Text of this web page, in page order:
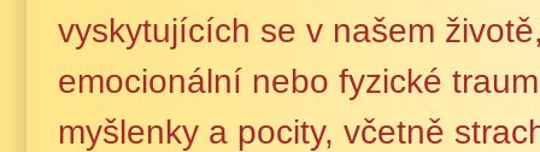
vyskytujících se v našem
emocionální nebo fyzické
myšlenky a pocity, včetně